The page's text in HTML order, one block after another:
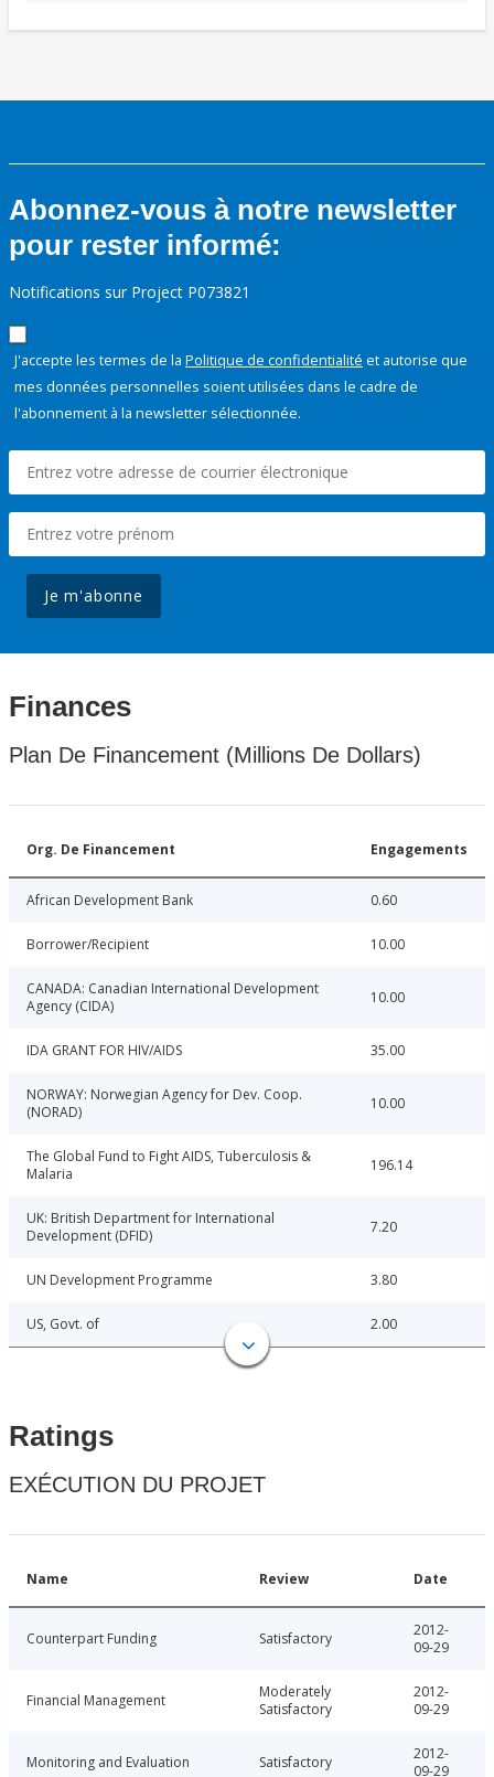
Abonnez-vous à notre newsletter
pour rester informé:
Notifications sur Project P073821
J'accepte les termes de la Politique de confidentialité et autorise que
mes données personnelles soient utilisées dans le cadre de
l'abonnement à la newsletter sélectionnée.
Je m'abonne
Finances
Plan De Financement (Millions De Dollars)
Org. De Financement Engagements
African Development Bank 0.60
Borrower/Recipient 10.00
CANADA: Canadian International Development
Agency (CIDA)
10.00
IDA GRANT FOR HIV/AIDS 35.00
NORWAY: Norwegian Agency for Dev. Coop.
(NORAD)
10.00
The Global Fund to Fight AIDS, Tuberculosis &
Malaria
196.14
UK: British Department for International
Development (DFID)
7.20
UN Development Programme 3.80
US, Govt. of 2.00
Ratings
EXÉCUTION DU PROJET
Name Review Date
Counterpart Funding Satisfactory
2012-
09-29
Financial Management
Moderately
Satisfactory
2012-
09-29
Monitoring and Evaluation Satisfactory
2012-
09-29